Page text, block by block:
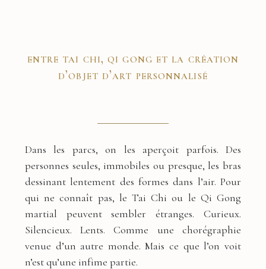
entre tai chi, qi gong et la création
d’objet d’art personnalisé
Dans les parcs, on les aperçoit parfois. Des
personnes seules, immobiles ou presque, les bras
dessinant lentement des formes dans l’air. Pour
qui ne connaît pas, le Tai Chi ou le Qi Gong
martial peuvent sembler étranges. Curieux.
Silencieux. Lents. Comme une chorégraphie
venue d’un autre monde. Mais ce que l’on voit
n’est qu’une infime partie.